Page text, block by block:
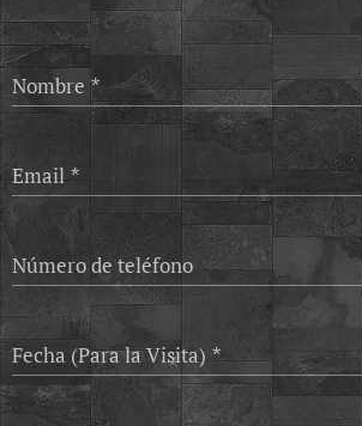
Nombre
Email
Número de teléfono
Fecha (Para la Visita)